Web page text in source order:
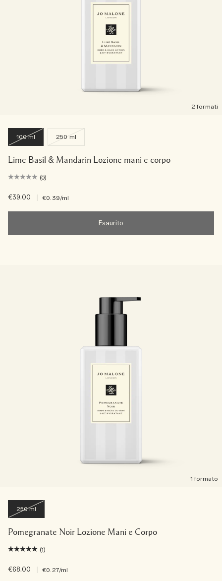
2 formati
100 ml 250 ml
Lime Basil & Mandarin Lozione mani e corpo
(0)
€39.00 €0.39/ml
Esaurito
1 formato
250 ml
Pomegranate Noir Lozione Mani e Corpo
(1)
€68.00 €0.27/ml